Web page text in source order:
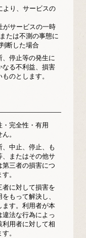
より、サービスの
がサービスの一時
たは不測の事態に
断した場合
停止等の発生に
なる不利益、損害
のとします。
完全性・有用
。
中止、停止、も
、またはその他サ
三者の損害につ
。
に対して損害を
もって解決し、
ます。利用者が本
法な行為によっ
用者に対して相
。